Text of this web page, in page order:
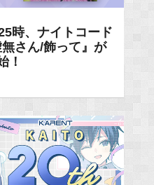
時、ナイトコード
さん/飾って』が
！